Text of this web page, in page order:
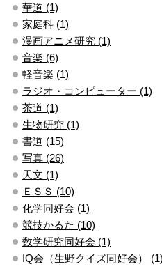
華道 (1)
家庭科 (1)
漫画アニメ研究 (1)
音楽 (6)
軽音楽 (1)
ラジオ・コンピューター (1)
茶道 (1)
生物研究 (1)
書道 (15)
写真 (26)
天文 (1)
ＥＳＳ (10)
化学同好会 (1)
競技かるた (10)
数学研究同好会 (1)
IQ会（生野クイズ同好会） (1)